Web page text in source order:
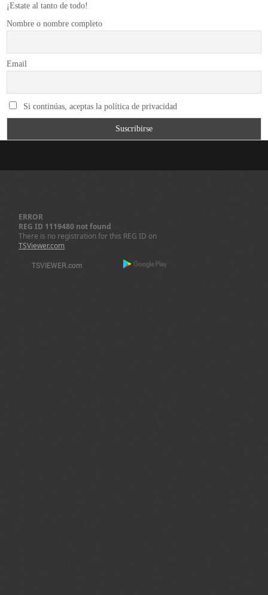
¡Estate al tanto de todo!
Nombre o nombre completo
Email
Si continúas, aceptas la política de privacidad
ERROR
REG ID 1119480 not found
There is no registration for this REG ID on
TSViewer.com